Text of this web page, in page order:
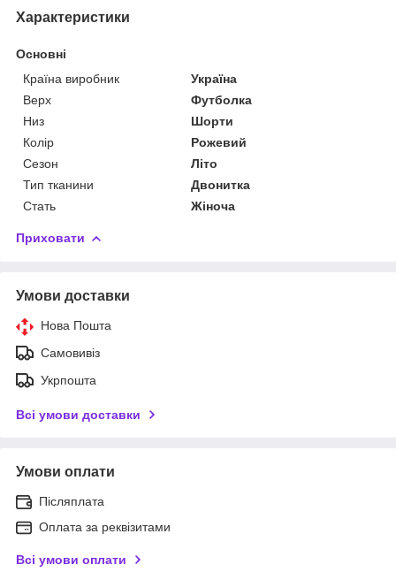
Характеристики
Основні
Країна виробник
Україна
Верх
Футболка
Низ
Шорти
Колір
Рожевий
Сезон
Літо
Тип тканини
Двонитка
Стать
Жіноча
Приховати
Умови доставки
Нова Пошта
Самовивіз
Укрпошта
Всі умови доставки
Умови оплати
Післяплата
Оплата за реквізитами
Всі умови оплати